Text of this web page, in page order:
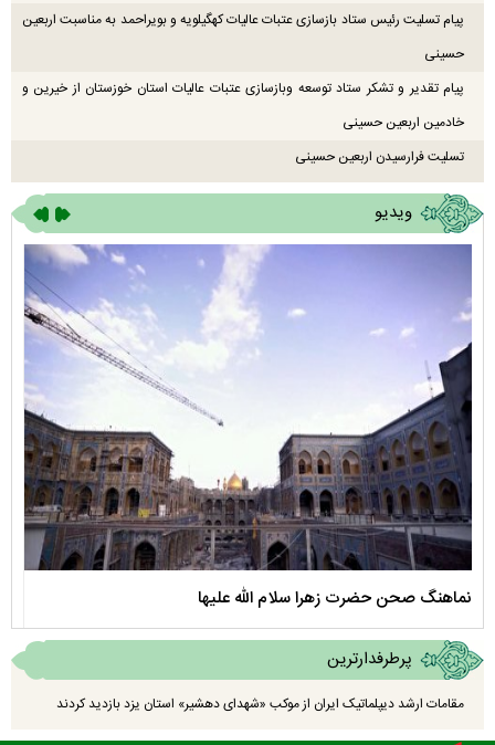
پیام تسلیت رئیس ستاد بازسازی عتبات عالیات کهگیلویه و بویراحمد به مناسبت اربعین
حسینی
پیام تقدیر و تشکر ستاد توسعه وبازسازی عتبات عالیات استان خوزستان از خیرین و
خادمین اربعین حسینی
تسلیت فرارسیدن اربعین حسینی
ویدیو
نماهنگ صحن حضرت زهرا سلام الله علیها
پرطرفدارترین
مقامات ارشد دیپلماتیک ایران از موکب «شهدای دهشیر» استان یزد بازدید کردند